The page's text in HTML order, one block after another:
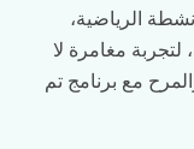
الرياضية،
لتجربة مغامرة لا
مع برنامج تم